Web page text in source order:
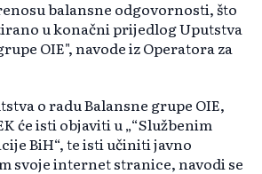
balansne odgovornosti, što
u konačni prijedlog Uputstva
OIE", navode iz Operatora za
o radu Balansne grupe OIE,
će isti objaviti u „“Službenim
BiH“, te isti učiniti javno
svoje internet stranice, navodi se